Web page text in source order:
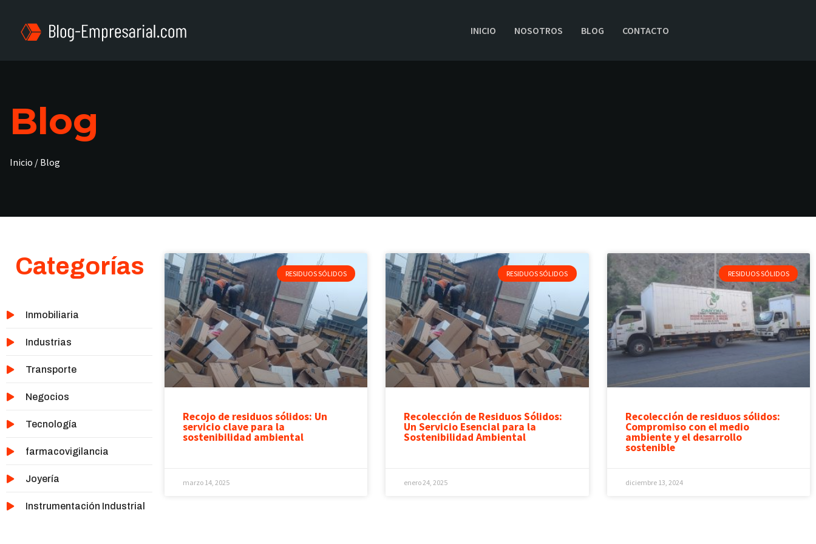
INICIO NOSOTROS BLOG CONTACTO
Blog
Inicio / Blog
Categorías
Inmobiliaria
Industrias
Transporte
Negocios
Tecnología
farmacovigilancia
Joyería
Instrumentación Industrial
RESIDUOS SÓLIDOS
Recojo de residuos sólidos: Un
servicio clave para la
sostenibilidad ambiental
marzo 14, 2025
RESIDUOS SÓLIDOS
Recolección de Residuos Sólidos:
Un Servicio Esencial para la
Sostenibilidad Ambiental
enero 24, 2025
RESIDUOS SÓLIDOS
Recolección de residuos sólidos:
Compromiso con el medio
ambiente y el desarrollo
sostenible
diciembre 13, 2024